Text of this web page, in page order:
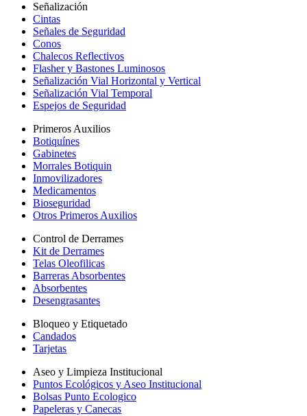
Señalización
Cintas
Señales de Seguridad
Conos
Chalecos Reflectivos
Flasher y Bastones Luminosos
Señalización Vial Horizontal y Vertical
Señalización Vial Temporal
Espejos de Seguridad
Primeros Auxilios
Botiquínes
Gabinetes
Morrales Botiquin
Inmovilizadores
Medicamentos
Bioseguridad
Otros Primeros Auxilios
Control de Derrames
Kit de Derrames
Telas Oleofilicas
Barreras Absorbentes
Absorbentes
Desengrasantes
Bloqueo y Etiquetado
Candados
Tarjetas
Aseo y Limpieza Institucional
Puntos Ecológicos y Aseo Institucional
Bolsas Punto Ecologico
Papeleras y Canecas